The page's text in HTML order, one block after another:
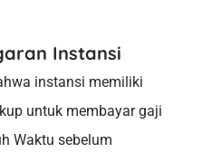
Instansi
instansi memiliki
untuk membayar gaji
Waktu sebelum